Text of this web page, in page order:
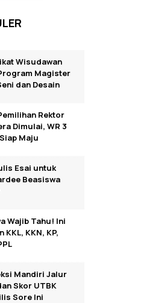
Wisudawan
Magister
dan Desain
Rektor
Dimulai, WR 3
Maju
Esai untuk
Beasiswa
Wajib Tahu! Ini
KKL, KKN, KP,
Mandiri Jalur
Skor UTBK
Sore Ini